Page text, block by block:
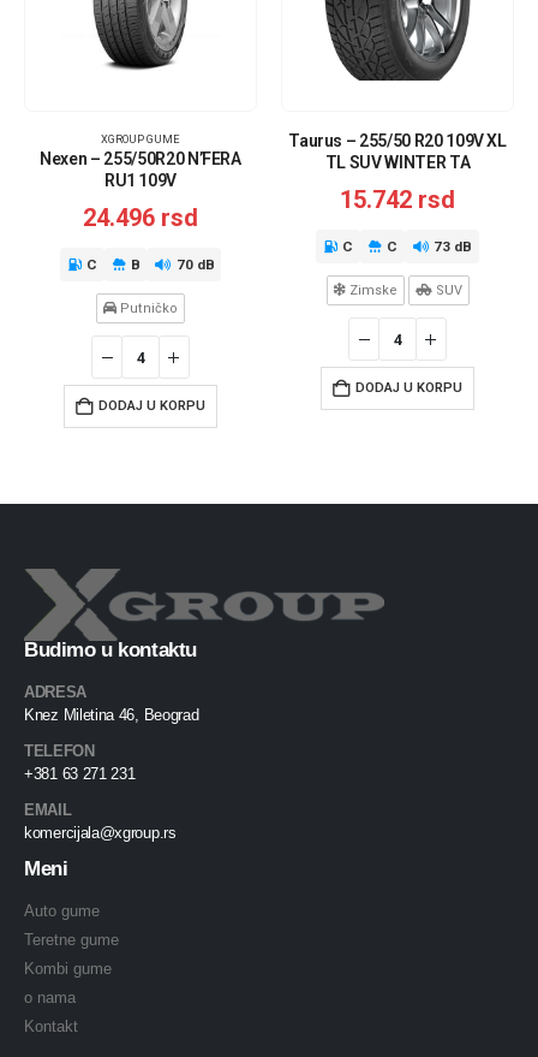
XGROUP GUME
Nexen – 255/50R20 N’FERA
RU1 109V
24.496 rsd
C B 70 dB
Putničko
DODAJ U KORPU
Taurus – 255/50 R20 109V XL
TL SUV WINTER TA
15.742 rsd
C C 73 dB
Zimske SUV
DODAJ U KORPU
Budimo u kontaktu
ADRESA
Knez Miletina 46, Beograd
TELEFON
+381 63 271 231
EMAIL
komercijala@xgroup.rs
Meni
Auto gume
Teretne gume
Kombi gume
o nama
Kontakt